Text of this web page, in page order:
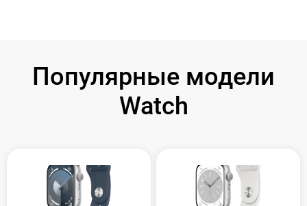
Популярные модели
Watch